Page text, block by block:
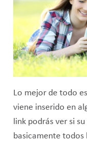
Lo mejor de todo
viene inserido en
link podrás ver si
basicamente todos